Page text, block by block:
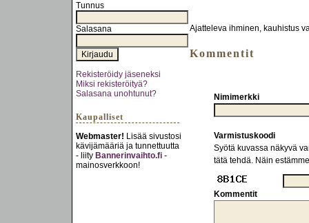
Tunnus
Salasana
Rekisteröidy jäseneksi
Miksi rekisteröityä?
Salasana unohtunut?
Kaupalliset
Webmaster! Lisää sivustosi
kävijämääriä ja tunnettuutta
- liity Bannerinvaihto.fi -
mainosverkkoon!
Ajatteleva ihminen, kauhistus
Kommentit
Nimimerkki
Varmistuskoodi
Syötä kuvassa näkyvä
tätä tehdä. Näin
Kommentit